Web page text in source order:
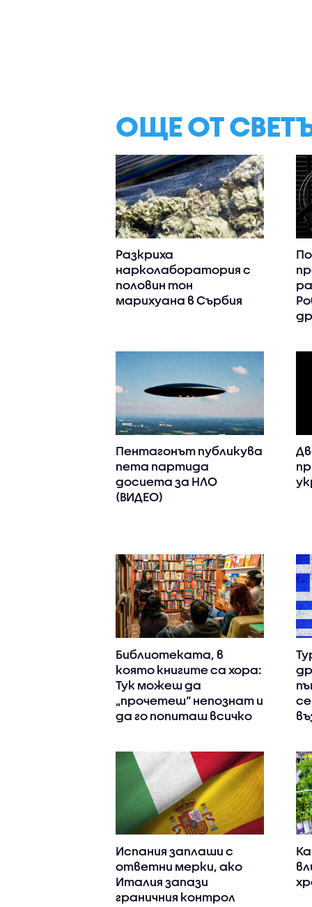
ОЩЕ ОТ
Разкриха
нарколаборатория с
половин тон
марихуана в Сърбия
Пентагонът публикува
пета партида
досиета за НЛО
(ВИДЕО)
Библиотеката, в
която книгите са хора:
Тук можеш да
„прочетеш“ непознат и
да го попиташ всичко
Испания заплаши с
ответни мерки, ако
Италия запази
граничния контрол